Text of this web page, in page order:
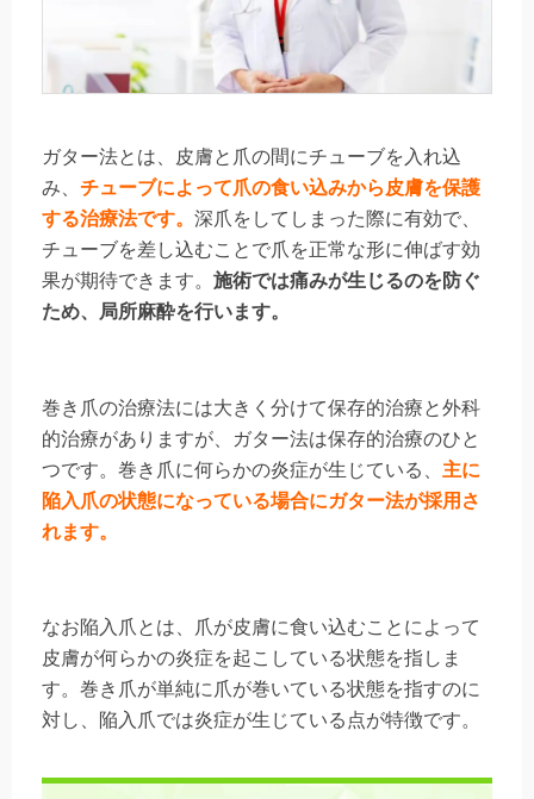
ガター法とは、皮膚と爪の間にチューブを入れ込
み、 チューブによって爪の食い込みから皮膚を保護
する治療法です。 深爪をしてしまった際に有効で、
チューブを差し込むことで爪を正常な形に伸ばす効
果が期待できます。 施術では痛みが生じるのを防ぐ
ため、局所麻酔を行います。
巻き爪の治療法には大きく分けて保存的治療と外科
的治療がありますが、ガター法は保存的治療のひと
つです。巻き爪に何らかの炎症が生じている、 主に
陥入爪の状態になっている場合にガター法が採用さ
れます。
なお陥入爪とは、爪が皮膚に食い込むことによって
皮膚が何らかの炎症を起こしている状態を指しま
す。巻き爪が単純に爪が巻いている状態を指すのに
対し、陥入爪では炎症が生じている点が特徴です。